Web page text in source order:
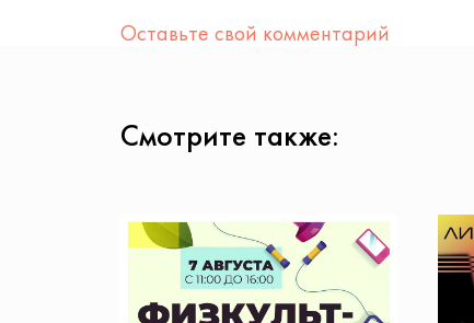
Оставьте свой комментарий
Смотрите также: